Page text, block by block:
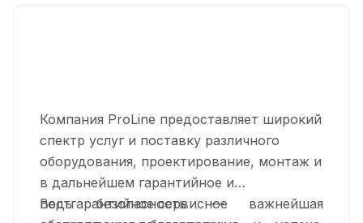
Компания ProLine предоставляет широкий
спектр услуг и поставку различного
оборудования, проектирование, монтаж и
в дальнейшем гарантийное и
постгарантийное сервисное
Ведь безопасность — важнейшая